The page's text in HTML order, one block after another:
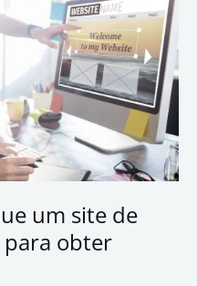
um site de
para obter